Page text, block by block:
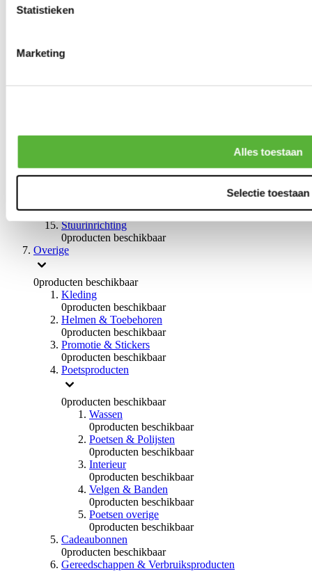
Statistieken
Marketing
Alles toestaan
Selectie toestaan
0producten beschikbaar
0producten beschikbaar
Remmen overige
0producten beschikbaar
Stuurinrichting
0producten beschikbaar
Overige
0producten beschikbaar
Kleding
0producten beschikbaar
Helmen & Toebehoren
0producten beschikbaar
Promotie & Stickers
0producten beschikbaar
Poetsproducten
0producten beschikbaar
Wassen
0producten beschikbaar
Poetsen & Polijsten
0producten beschikbaar
Interieur
0producten beschikbaar
Velgen & Banden
0producten beschikbaar
Poetsen overige
0producten beschikbaar
Cadeaubonnen
0producten beschikbaar
Gereedschappen & Verbruiksproducten